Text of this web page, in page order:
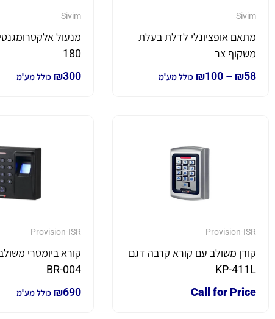
Sivim
מתאם אופציונלי לדלת בעלת
משקוף צר
₪58
–
₪100 כולל מע"מ
Sivim
180
₪300 כולל מע"מ
Provision-ISR
קודן משולב עם קורא קרבה דגם
KP-411L
Call for Price
Provision-ISR
קורא ביומטרי
BR-004
₪690 כולל מע"מ